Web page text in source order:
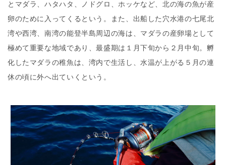
とマダラ、ハタハタ、ノドグロ、ホッケなど、北の海の魚が産
卵のために入ってくるという。また、出船した穴水港の七尾北
湾や西湾、南湾の能登半島周辺の海は、マダラの産卵場として
極めて重要な地域であり、最盛期は１月下旬から２月中旬。孵
化したマダラの稚魚は、湾内で生活し、水温が上がる５月の連
休の頃に外へ出ていくという。